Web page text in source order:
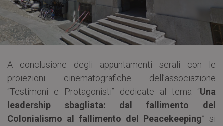
A conclusione degli appuntamenti serali con le
proiezioni cinematografiche dell’associazione
“Testimoni e Protagonisti” dedicate al tema “Una
leadership sbagliata: dal fallimento del
Colonialismo al fallimento del Peacekeeping” si